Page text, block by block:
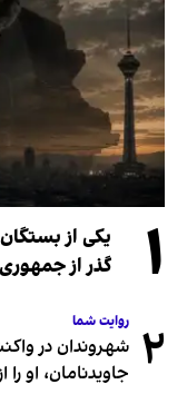
۱
یکی از
گذر از
۲ روایت شما
شهروندان در
جاویدنامان، او